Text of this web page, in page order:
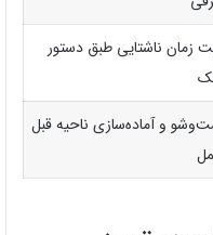
زمان ناشتایی طبق دستور
و آماده‌سازی ناحیه قبل